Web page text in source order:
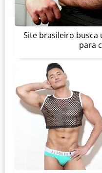
Site brasileiro busca
para